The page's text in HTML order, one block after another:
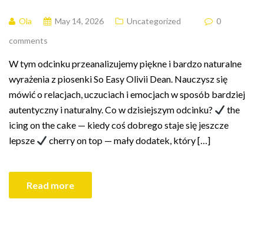
Ola May 14, 2026 Uncategorized
0
comments
W tym odcinku przeanalizujemy piękne i bardzo naturalne
wyrażenia z piosenki So Easy Olivii Dean. Nauczysz się
mówić o relacjach, uczuciach i emocjach w sposób bardziej
autentyczny i naturalny. Co w dzisiejszym odcinku?
the
icing on the cake — kiedy coś dobrego staje się jeszcze
lepsze
cherry on top — mały dodatek, który […]
Read more